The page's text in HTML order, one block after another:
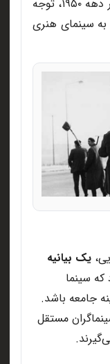
با شروع دوران رونق اقتصادی ایتالیا در دهه ۱۹۵۰، توجه
سینمای هنری
یک بیانیه
سینما
جامعه باشد.
مستقل